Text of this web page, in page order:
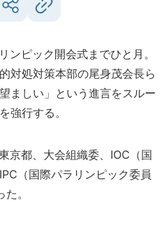
ピック開会式までひと月。
対処対策本部の尾身茂会長ら
ましい」という進言をスルー
強行する。
京都、大会組織委、IOC（国
（国際パラリンピック委員
。